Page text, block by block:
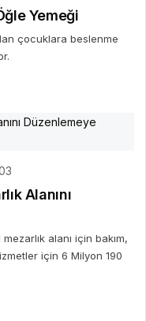
Yemeği
çocuklara beslenme
Alanını
alanı için bakım,
için 6 Milyon 190